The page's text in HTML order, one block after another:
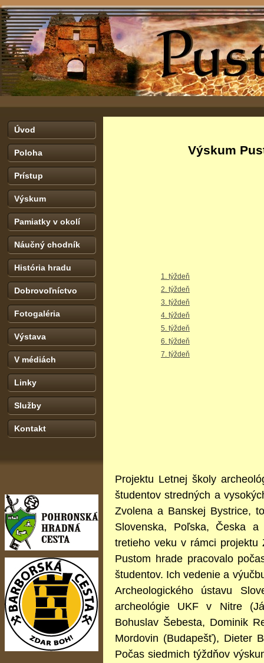
Úvod
Poloha
Prístup
Výskum
Pamiatky v okolí
Náučný chodník
História hradu
Dobrovoľníctvo
Fotogaléria
Výstava
V médiách
Linky
Služby
Kontakt
Výskum
1. týždeň
2. týždeň
3. týždeň
4. týždeň
5. týždeň
6. týždeň
7. týždeň
Projektu Letnej školy
študentov stredných a
Zvolena a Banskej Bystrice,
Slovenska, Poľska, Česka
tretieho veku v rámci
Pustom hrade pracovalo
študentov. Ich vedenie a
Archeologického ústavu
archeológie UKF v Nitre
Bohuslav Šebesta, Dominik
Mordovin (Budapešť), Dieter
Počas siedmich týždňov